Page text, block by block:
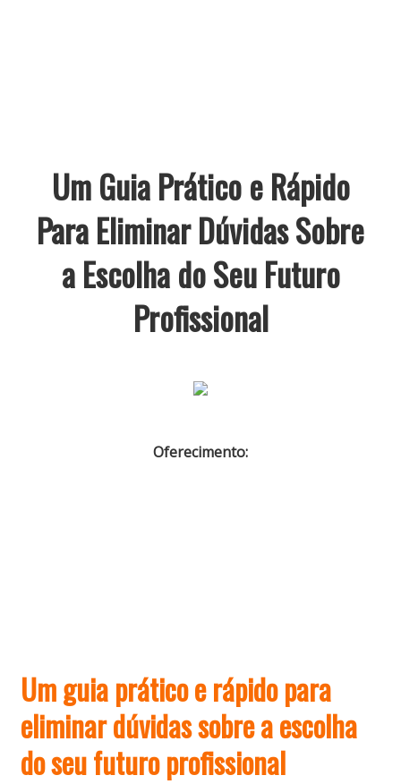
Um Guia Prático e Rápido
Para Eliminar Dúvidas Sobre
a Escolha do Seu Futuro
Profissional
Oferecimento:
Um guia prático e rápido para
eliminar dúvidas sobre a escolha
do seu futuro profissional